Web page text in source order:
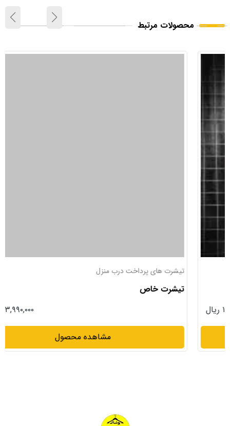
محصولات مرتبط
تیشرت های پرداخت درب منزل
تیشرت خاص
مشاهده محصول